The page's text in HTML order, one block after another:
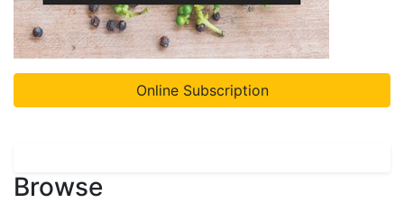
Online Subscription
Browse